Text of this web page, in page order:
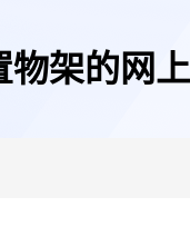
物架的网